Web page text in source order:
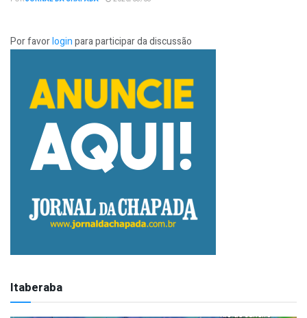
Por favorloginpara participar da discussão
Itaberaba